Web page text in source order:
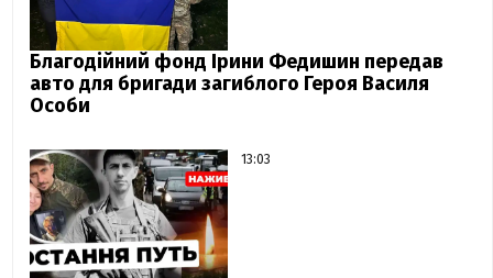
Благодійний фонд Ірини Федишин передав
авто для бригади загиблого Героя Василя
Особи
13:03